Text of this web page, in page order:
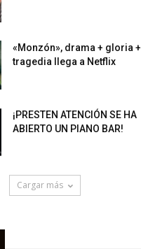
«Monzón», drama + gloria +
tragedia llega a Netflix
¡PRESTEN ATENCIÓN SE HA
ABIERTO UN PIANO BAR!
Cargar más